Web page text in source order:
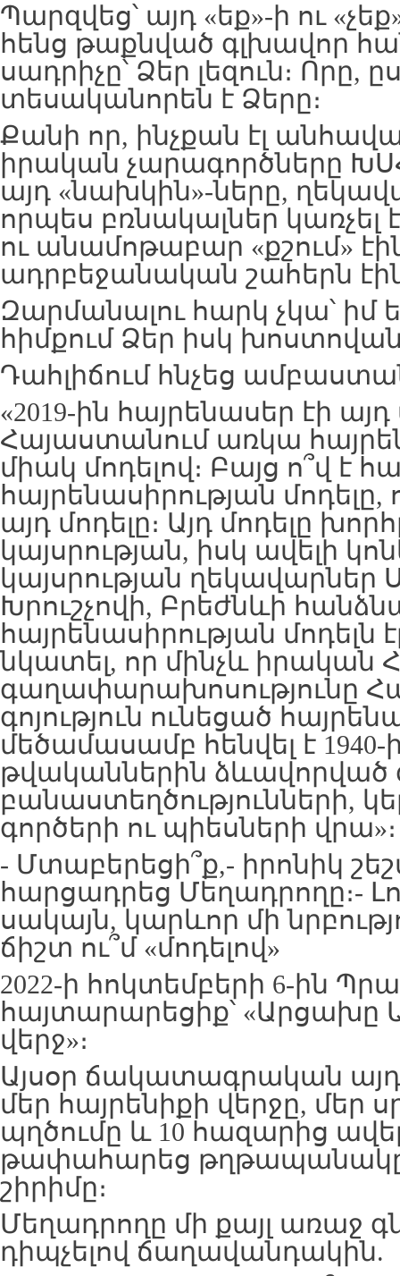
Պարզվեց՝ այդ «եք»-ի ու
հենց թաքնված գլխավոր
սադրիչը՝ Ձեր լեզուն։ Որը,
տեսականորեն է Ձերը։
Քանի որ, ինչքան էլ
իրական չարագործները
այդ «նախկին»-ները,
որպես բռնակալներ կառչել
ու անամոթաբար «քշում»
ադրբեջանական շահերն էին
Զարմանալու հարկ չկա՝ իմ
հիմքում Ձեր իսկ
Դահլիճում հնչեց
«2019-ին հայրենասեր էի
Հայաստանում առկա
միակ մոդելով։ Բայց ո՞վ է
հայրենասիրության մոդելը,
այդ մոդելը։ Այդ մոդելը
կայսրության, իսկ ավելի
կայսրության ղեկավարներ
Խրուշչովի, Բրեժնևի
հայրենասիրության մոդելն
նկատել, որ մինչև իրական
գաղափարախոսությունը
գոյություն ունեցած
մեծամասամբ հենվել է 1940-
թվականներին ձևավորված
բանաստեղծությունների,
գործերի ու պիեսների վրա»։
- Մտաբերեցի՞ք,- իրոնիկ
հարցադրեց Մեղադրողը։-
սակայն, կարևոր մի
ճիշտ ու՞մ «մոդելով»
2022-ի հոկտեմբերի 6-ին
հայտարարեցիք՝ «Արցախը
վերջ»։
Այսօր ճակատագրական այդ
մեր հայրենիքի վերջը, մեր
պղծումը և 10 հազարից
թափահարեց
շիրիմը։
Մեղադրողը մի քայլ առաջ
դիպչելով ճաղավանդակին.